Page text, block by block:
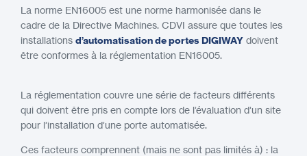
La norme EN16005 est une norme harmonisée dans le
cadre de la Directive Machines. CDVI assure que toutes les
installations d’automatisation de portes DIGIWAY doivent
être conformes à la réglementation EN16005.
La réglementation couvre une série de facteurs différents
qui doivent être pris en compte lors de l’évaluation d’un site
pour l’installation d’une porte automatisée.
Ces facteurs comprennent (mais ne sont pas limités à) : la